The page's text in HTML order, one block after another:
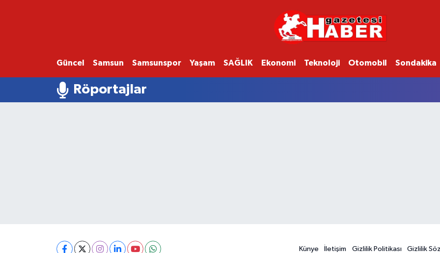
Güncel Samsun Samsunspor Yaşam SAĞLIK Ekonomi Teknoloji Otomobil Sondakika
Röportajlar
Künye İletişim Gizlilik Politikası Gizlilik
SAMSUN
SAMSUNSPOR